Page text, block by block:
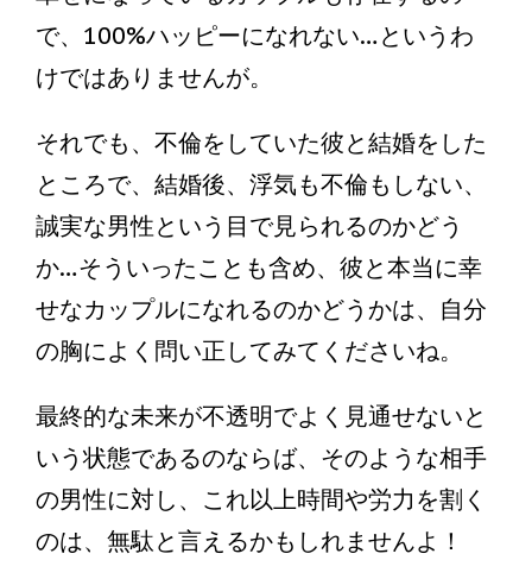
で、100%ハッピーになれない…というわ
けではありませんが。
それでも、不倫をしていた彼と結婚をした
ところで、結婚後、浮気も不倫もしない、
誠実な男性という目で見られるのかどう
か…そういったことも含め、彼と本当に幸
せなカップルになれるのかどうかは、自分
の胸によく問い正してみてくださいね。
最終的な未来が不透明でよく見通せないと
いう状態であるのならば、そのような相手
の男性に対し、これ以上時間や労力を割く
のは、無駄と言えるかもしれませんよ！